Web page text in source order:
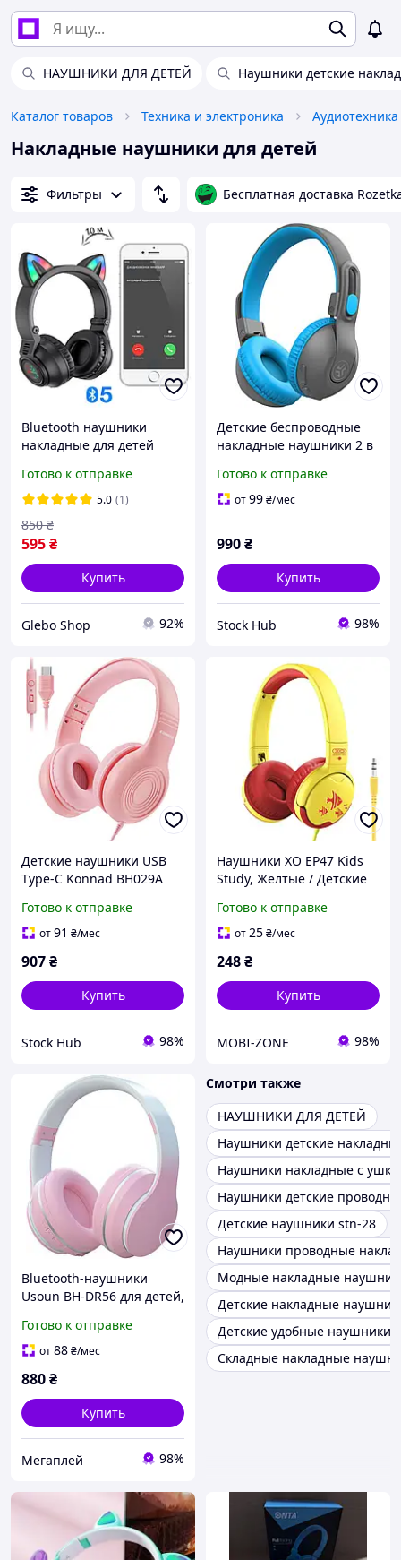
НАУШНИКИ ДЛЯ ДЕТЕЙ Наушники детские
Каталог товаров Техника и электроника
Накладные наушники для детей
Фильтры Бесплатная доставка
Bluetooth наушники
накладные для детей
наушники с ушками
детские чёрные Borofone
Готово к отправке
5.0 (1)
595₴
850 ₴
Купить
Glebo Shop 92%
Детские беспроводные
накладные наушники 2 в
Wireless+Wired
Накладные наушники для
Готово к отправке
от99₴/мес
990₴
Купить
Stock Hub 98%
Детские наушники USB
Type-C Konnad BH029A
наушники для детей
Готово к отправке
от91 ₴/мес
907₴
Купить
Stock Hub 98%
Наушники XO EP47 Kids
Study, Желтые / Детские
Накладные наушники для
детей
Готово к отправке
от25₴/мес
248₴
Купить
MOBI-ZONE 98%
Bluetooth-наушники
Usoun BH-DR56 для детей,
наушники для детей
Готово к отправке
от88₴/мес
880₴
Купить
Мегаплей 98%
Смотри также
НАУШНИКИ ДЛЯ ДЕТЕЙ
Наушники детские
Наушники накладные с
Наушники детские
Детские наушники stn-28
Наушники проводные
Модные накладные
Детские накладные
Детские удобные наушники
Складные накладные